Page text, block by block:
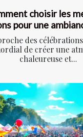
choisir les
pour une
des
de créer une
chaleureuse et...